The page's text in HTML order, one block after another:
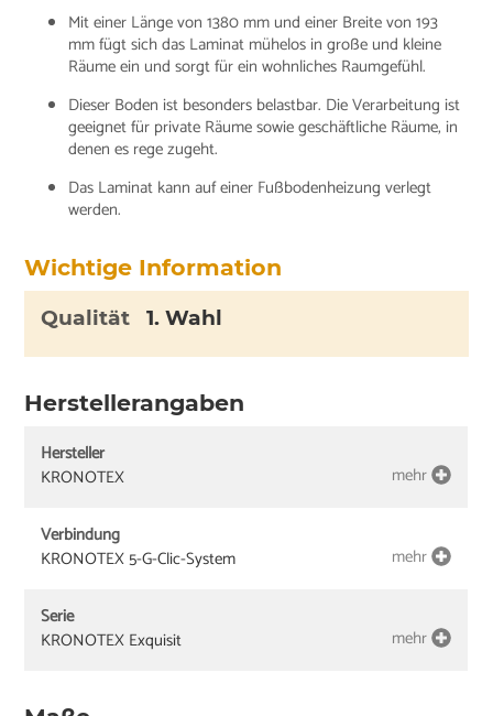
Mit einer Länge von 1380 mm und einer Breite von 193
mm fügt sich das Laminat mühelos in große und kleine
Räume ein und sorgt für ein wohnliches Raumgefühl.
Dieser Boden ist besonders belastbar. Die Verarbeitung ist
geeignet für private Räume sowie geschäftliche Räume, in
denen es rege zugeht.
Das Laminat kann auf einer Fußbodenheizung verlegt
werden.
Wichtige Information
Qualität 1. Wahl
Herstellerangaben
Hersteller
KRONOTEX
mehr
Verbindung
KRONOTEX 5-G-Clic-System
mehr
Serie
KRONOTEX Exquisit
mehr